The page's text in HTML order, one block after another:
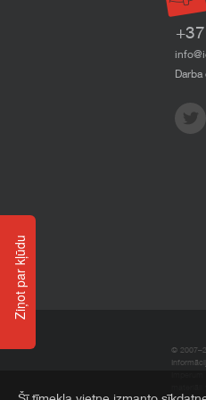
©
Ziņot par kļūdu